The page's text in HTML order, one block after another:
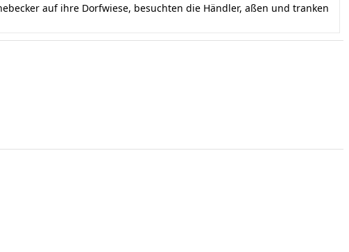
auf ihre Dorfwiese, besuchten die Händler, aßen und tranken